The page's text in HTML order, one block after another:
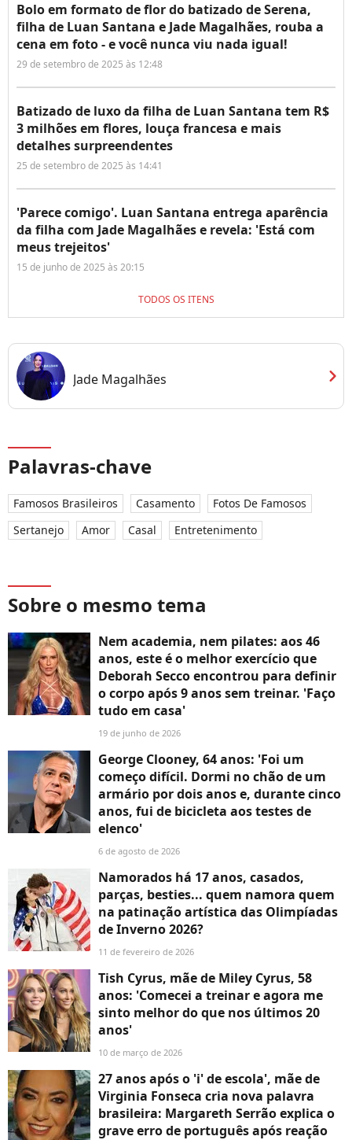
Bolo em formato de flor do batizado de Serena,
filha de Luan Santana e Jade Magalhães, rouba a
cena em foto - e você nunca viu nada igual!
29 de setembro de 2025 às 12:48
Batizado de luxo da filha de Luan Santana tem R$
3 milhões em flores, louça francesa e mais
detalhes surpreendentes
25 de setembro de 2025 às 14:41
'Parece comigo'. Luan Santana entrega aparência
da filha com Jade Magalhães e revela: 'Está com
meus trejeitos'
15 de junho de 2025 às 20:15
TODOS OS ITENS
Jade Magalhães chevron_right
Palavras-chave
Famosos Brasileiros Casamento
Fotos De Famosos
Sertanejo
Amor Casal Entretenimento
Sobre o mesmo tema
Nem academia, nem pilates: aos 46
anos, este é o melhor exercício que
Deborah Secco encontrou para definir
o corpo após 9 anos sem treinar. 'Faço
tudo em casa'
19 de junho de 2026
George Clooney, 64 anos: 'Foi um
começo difícil. Dormi no chão de um
armário por dois anos e, durante cinco
anos, fui de bicicleta aos testes de
elenco'
6 de agosto de 2026
Namorados há 17 anos, casados,
parças, besties... quem namora quem
na patinação artística das Olimpíadas
de Inverno 2026?
11 de fevereiro de 2026
Tish Cyrus, mãe de Miley Cyrus, 58
anos: 'Comecei a treinar e agora me
sinto melhor do que nos últimos 20
anos'
10 de março de 2026
27 anos após o 'i' de escola', mãe de
Virginia Fonseca cria nova palavra
brasileira: Margareth Serrão explica o
grave erro de português após reação